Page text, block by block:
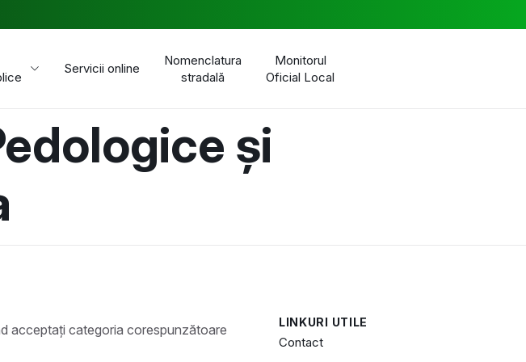
Servicii online
Nomenclatura
stradală
Monitorul
Oficial Local
și
LINKURI UTILE
Contact